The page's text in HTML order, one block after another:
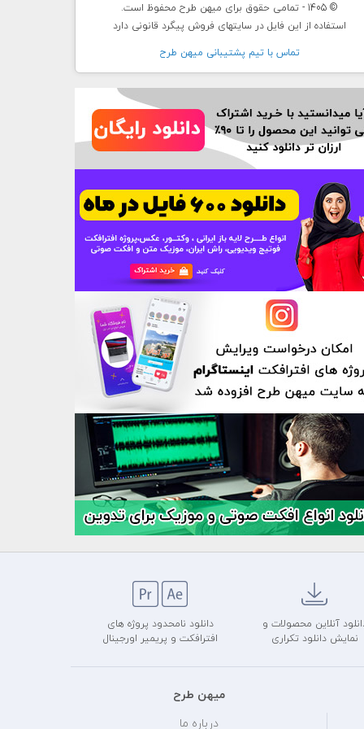
© 1405 - تمامی حقوق برای میهن طرح محفوظ است.
استفاده از این فایل در سایتهای فروش پیگرد قانونی دارد
تماس با تيم پشتيبانی ميهن طرح
آنلاین محصولات و
نمایش دانلود تکراری
دانلود نامحدود پروژه های
افترافکت و پریمیر اورجینال
میهن طرح
درباره ما